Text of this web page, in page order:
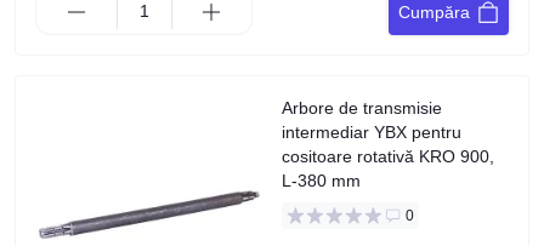
Cumpăra
Arbore de transmisie
intermediar YBX pentru
cositoare rotativă KRO 900,
L-380 mm
0